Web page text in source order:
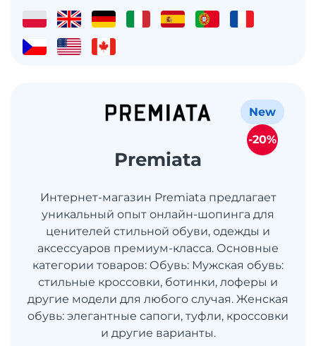
Premiata
Интернет-магазин Premiata предлагает
уникальный опыт онлайн-шопинга для
ценителей стильной обуви, одежды и
аксессуаров премиум-класса. Основные
категории товаров: Обувь: Мужская обувь:
стильные кроссовки, ботинки, лоферы и
другие модели для любого случая. Женская
обувь: элегантные сапоги, туфли, кроссовки
и другие варианты.
New
-20%